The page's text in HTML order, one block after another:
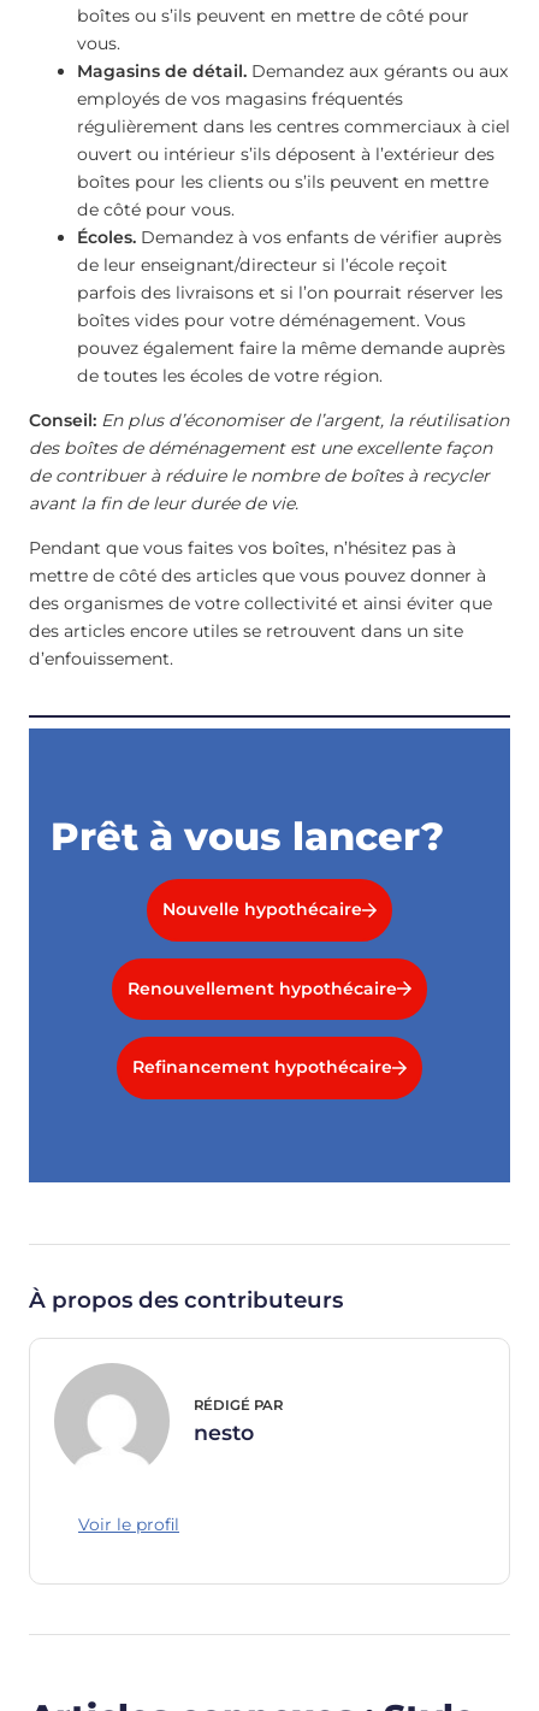
boîtes ou s’ils peuvent en mettre de côté pour
vous.
Magasins de détail. Demandez aux gérants ou aux
employés de vos magasins fréquentés
régulièrement dans les centres commerciaux à ciel
ouvert ou intérieur s’ils déposent à l’extérieur des
boîtes pour les clients ou s’ils peuvent en mettre
de côté pour vous.
Écoles. Demandez à vos enfants de vérifier auprès
de leur enseignant/directeur si l’école reçoit
parfois des livraisons et si l’on pourrait réserver les
boîtes vides pour votre déménagement. Vous
pouvez également faire la même demande auprès
de toutes les écoles de votre région.
Conseil: En plus d’économiser de l’argent, la réutilisation
des boîtes de déménagement est une excellente façon
de contribuer à réduire le nombre de boîtes à recycler
avant la fin de leur durée de vie.
Pendant que vous faites vos boîtes, n’hésitez pas à
mettre de côté des articles que vous pouvez donner à
des organismes de votre collectivité et ainsi éviter que
des articles encore utiles se retrouvent dans un site
d’enfouissement.
Prêt à vous lancer?
Nouvelle hypothécaire
Renouvellement hypothécaire
Refinancement hypothécaire
À propos des contributeurs
RÉDIGÉ PAR
nesto
Voir le profil